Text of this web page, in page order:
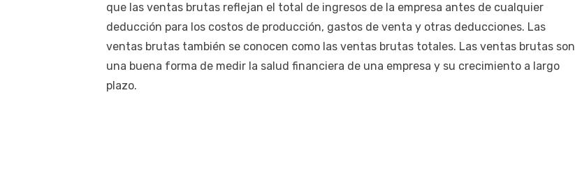
que las ventas brutas reflejan el total de ingresos de la empresa antes de cualquier
deducción para los costos de producción, gastos de venta y otras deducciones. Las
ventas brutas también se conocen como las ventas brutas totales. Las ventas brutas son
una buena forma de medir la salud financiera de una empresa y su crecimiento a largo
plazo.